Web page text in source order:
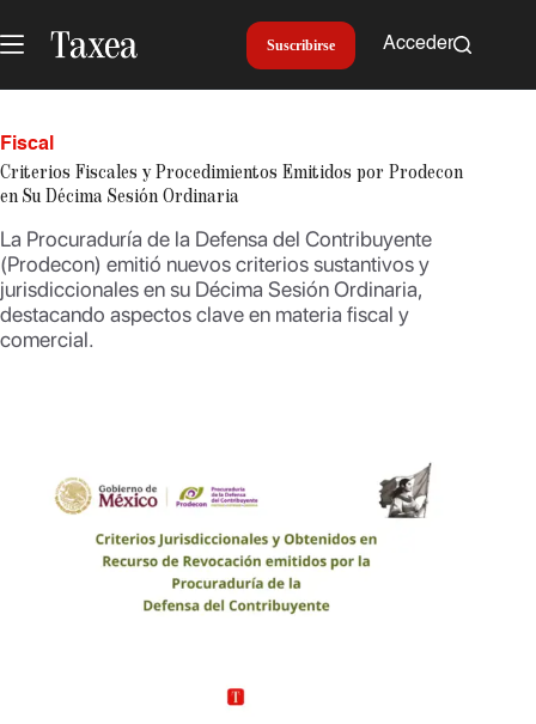
al
contenido
Suscribirse Acceder
Fiscal
Criterios Fiscales y Procedimientos Emitidos por Prodecon
en Su Décima Sesión Ordinaria
La Procuraduría de la Defensa del Contribuyente
(Prodecon) emitió nuevos criterios sustantivos y
jurisdiccionales en su Décima Sesión Ordinaria,
destacando aspectos clave en materia fiscal y
comercial.